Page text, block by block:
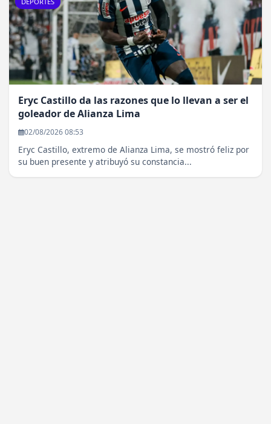
Eryc Castillo da las razones que lo llevan a ser el
goleador de Alianza Lima
02/08/2026 08:53
Eryc Castillo, extremo de Alianza Lima, se mostró feliz por
su buen presente y atribuyó su constancia...